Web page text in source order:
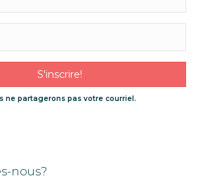
S'inscrire!
ne partagerons pas votre courriel.
nous?